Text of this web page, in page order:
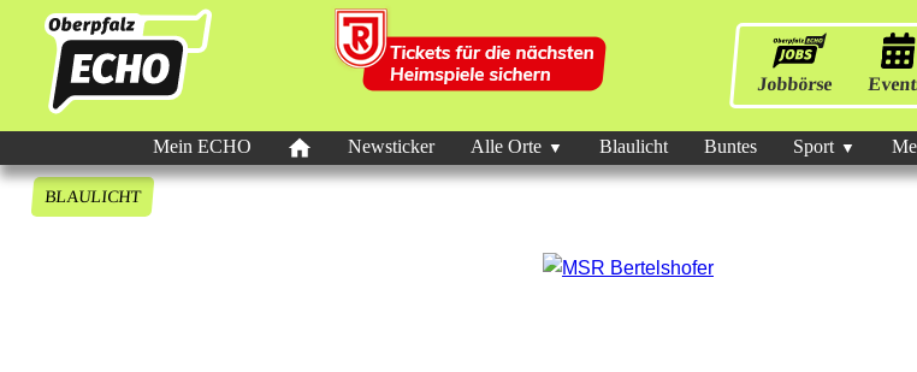
Jobbörse
Mein ECHO Newsticker Alle Orte Blaulicht Buntes Sport
BLAULICHT